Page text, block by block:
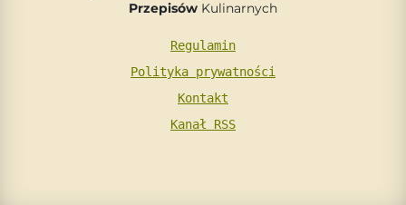
Przepisów Kulinarnych
Regulamin
Polityka prywatności
Kontakt
Kanał RSS